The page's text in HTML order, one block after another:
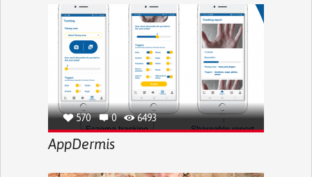
570 0 6493
AppDermis